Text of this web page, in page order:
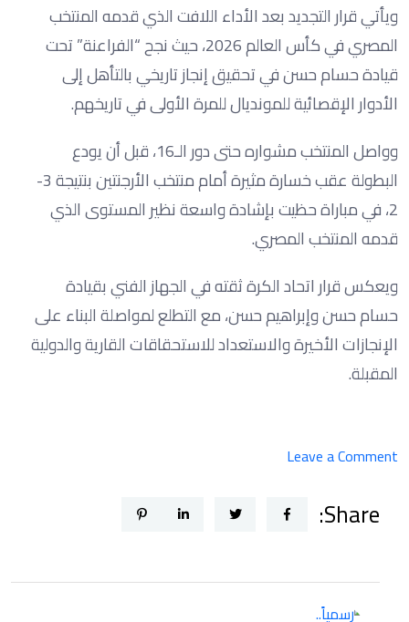
ويأتي قرار التجديد بعد الأداء اللافت الذي قدمه المنتخب
المصري في كأس العالم 2026، حيث نجح “الفراعنة” تحت
قيادة حسام حسن في تحقيق إنجاز تاريخي بالتأهل إلى
الأدوار الإقصائية للمونديال للمرة الأولى في تاريخهم.
وواصل المنتخب مشواره حتى دور الـ16، قبل أن يودع
البطولة عقب خسارة مثيرة أمام منتخب الأرجنتين بنتيجة 3-
2، في مباراة حظيت بإشادة واسعة نظير المستوى الذي
قدمه المنتخب المصري.
ويعكس قرار اتحاد الكرة ثقته في الجهاز الفني بقيادة
حسام حسن وإبراهيم حسن، مع التطلع لمواصلة البناء على
الإنجازات الأخيرة والاستعداد للاستحقاقات القارية والدولية
المقبلة.
Leave a Comment
الاتحاد
القدم
Share: